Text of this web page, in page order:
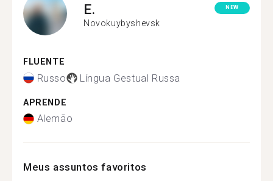
E.
Novokuybyshevsk
NEW
FLUENTE
Russo Língua Gestual Russa
APRENDE
Alemão
Meus assuntos favoritos